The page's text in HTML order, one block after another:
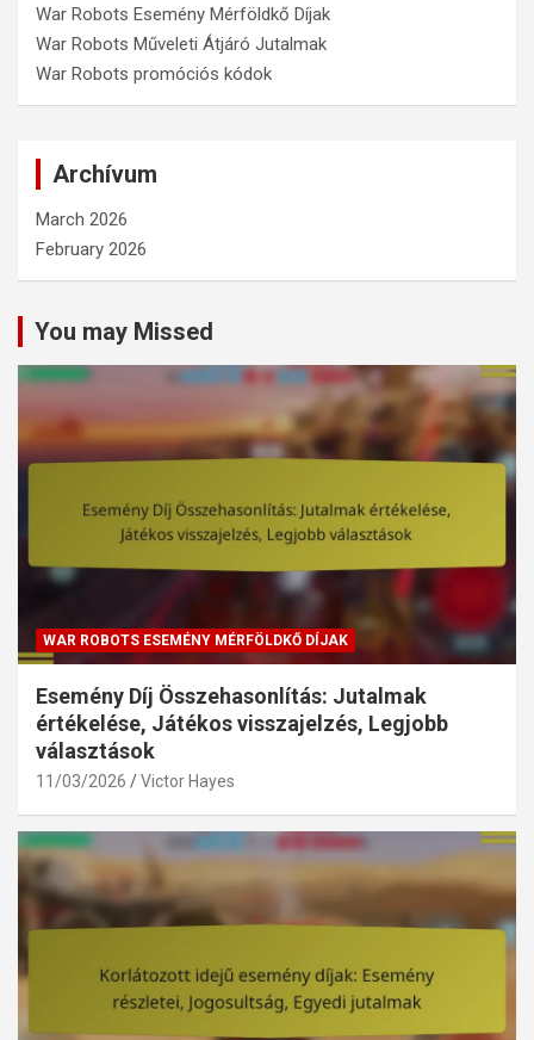
War Robots Esemény Mérföldkő Díjak
War Robots Műveleti Átjáró Jutalmak
War Robots promóciós kódok
Archívum
March 2026
February 2026
You may Missed
WAR ROBOTS ESEMÉNY MÉRFÖLDKŐ DÍJAK
Esemény Díj Összehasonlítás: Jutalmak
értékelése, Játékos visszajelzés, Legjobb
választások
11/03/2026 Victor Hayes